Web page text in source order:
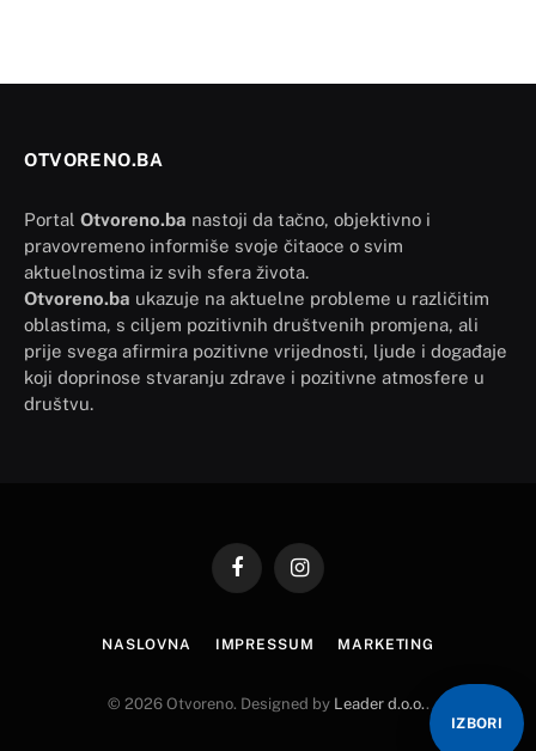
OTVORENO.BA
Portal Otvoreno.ba nastoji da tačno, objektivno i
pravovremeno informiše svoje čitaoce o svim
aktuelnostima iz svih sfera života.
Otvoreno.ba ukazuje na aktuelne probleme u različitim
oblastima, s ciljem pozitivnih društvenih promjena, ali
prije svega afirmira pozitivne vrijednosti, ljude i događaje
koji doprinose stvaranju zdrave i pozitivne atmosfere u
društvu.
FacebookInstagram
NASLOVNA IMPRESSUM MARKETING
© 2026 Otvoreno. Designed by Leader d.o.o..
IZBORI